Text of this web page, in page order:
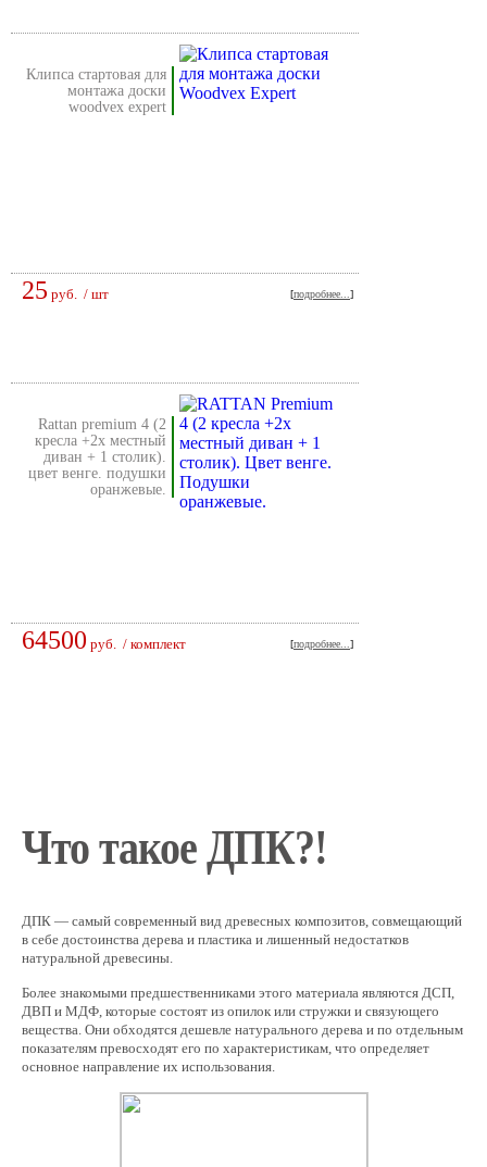
клипса стартовая для
монтажа доски
woodvex expert
25 руб. / шт [подробнее... ]
rattan premium 4 (2
кресла +2х местный
диван + 1 столик).
цвет венге. подушки
оранжевые.
64500 руб. / комплект [подробнее... ]
Что такое ДПК?!
ДПК — самый современный вид древесных композитов, совмещающий
в себе достоинства дерева и пластика и лишенный недостатков
натуральной древесины.
Более знакомыми предшественниками этого материала являются ДСП,
ДВП и МДФ, которые состоят из опилок или стружки и связующего
вещества. Они обходятся дешевле натурального дерева и по отдельным
показателям превосходят его по характеристикам, что определяет
основное направление их использования.